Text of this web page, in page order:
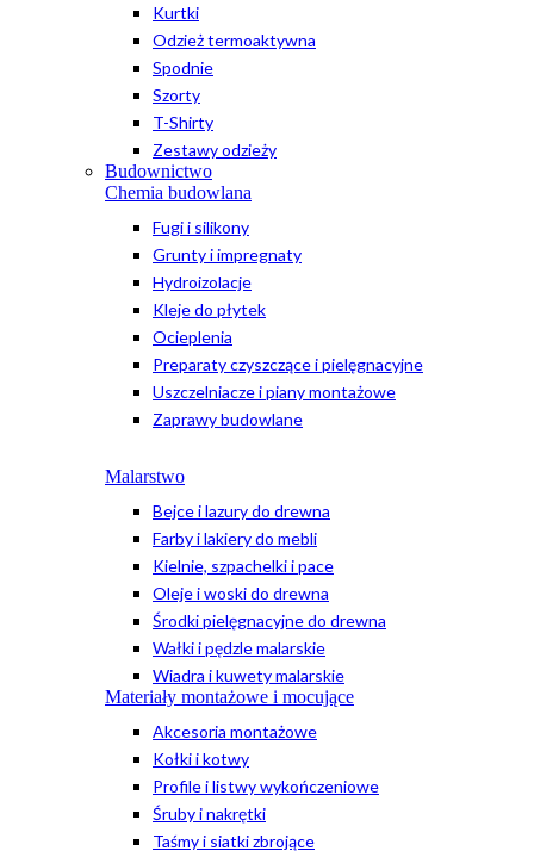
Kurtki
Odzież termoaktywna
Spodnie
Szorty
T-Shirty
Zestawy odzieży
Budownictwo
Chemia budowlana
Fugi i silikony
Grunty i impregnaty
Hydroizolacje
Kleje do płytek
Ocieplenia
Preparaty czyszczące i pielęgnacyjne
Uszczelniacze i piany montażowe
Zaprawy budowlane
Malarstwo
Bejce i lazury do drewna
Farby i lakiery do mebli
Kielnie, szpachelki i pace
Oleje i woski do drewna
Środki pielęgnacyjne do drewna
Wałki i pędzle malarskie
Wiadra i kuwety malarskie
Materiały montażowe i mocujące
Akcesoria montażowe
Kołki i kotwy
Profile i listwy wykończeniowe
Śruby i nakrętki
Taśmy i siatki zbrojące